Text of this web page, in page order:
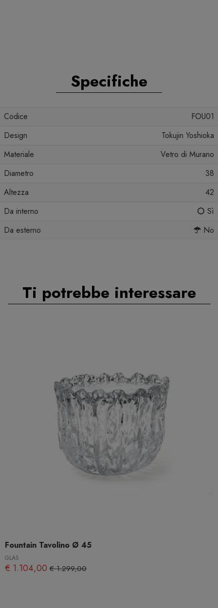
Specifiche
Codice
FOU01
Design
Tokujin Yoshioka
Materiale
Vetro di Murano
Diametro
38
Altezza
42
Da interno
Sì
Da esterno
No
Ti potrebbe interessare
Fountain Tavolino Ø 45
GLAS
€ 1.104,00 € 1.299,00